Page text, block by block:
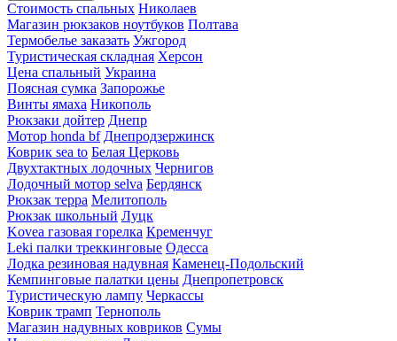
Стоимость спальных Николаев
Магазин рюкзаков ноутбуков Полтава
Термобелье заказать Ужгород
Туристическая складная Херсон
Цена спальный Украина
Поясная сумка Запорожье
Винты ямаха Никополь
Рюкзаки дойтер Днепр
Мотор honda bf Днепродзержинск
Коврик sea to Белая Церковь
Двухтактных лодочных Чернигов
Лодочный мотор selva Бердянск
Рюкзак терра Мелитополь
Рюкзак школьный Луцк
Kovea газовая горелка Кременчуг
Leki палки треккинговые Одесса
Лодка резиновая надувная Каменец-Подольский
Кемпинговые палатки цены Днепропетровск
Туристическую лампу Черкассы
Коврик трамп Тернополь
Магазин надувных ковриков Сумы